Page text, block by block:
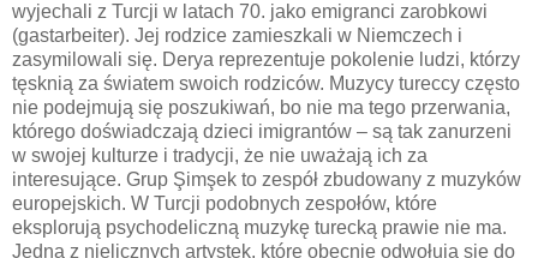
wyjechali z Turcji w latach 70. jako emigranci zarobkowi
(gastarbeiter). Jej rodzice zamieszkali w Niemczech i
zasymilowali się. Derya reprezentuje pokolenie ludzi, którzy
tęsknią za światem swoich rodziców. Muzycy tureccy często
nie podejmują się poszukiwań, bo nie ma tego przerwania,
którego doświadczają dzieci imigrantów – są tak zanurzeni
w swojej kulturze i tradycji, że nie uważają ich za
interesujące. Grup Şimşek to zespół zbudowany z muzyków
europejskich. W Turcji podobnych zespołów, które
eksplorują psychodeliczną muzykę turecką prawie nie ma.
Jedną z nielicznych artystek, które obecnie odwołują się do